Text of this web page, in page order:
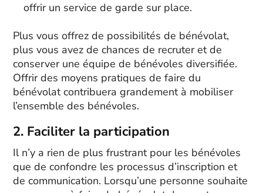
offrir un service de garde sur place.
Plus vous offrez de possibilités de bénévolat,
plus vous avez de chances de recruter et de
conserver une équipe de bénévoles diversifiée.
Offrir des moyens pratiques de faire du
bénévolat contribuera grandement à mobiliser
l’ensemble des bénévoles.
2. Faciliter la participation
Il n’y a rien de plus frustrant pour les bénévoles
que de confondre les processus d’inscription et
de communication. Lorsqu’une personne souhaite